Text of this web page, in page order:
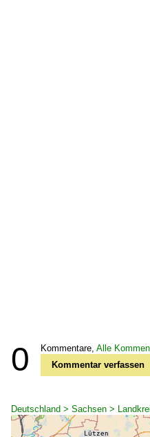
0 Kommentare, Alle
Kommentar verfassen
Deutschland > Sachsen >